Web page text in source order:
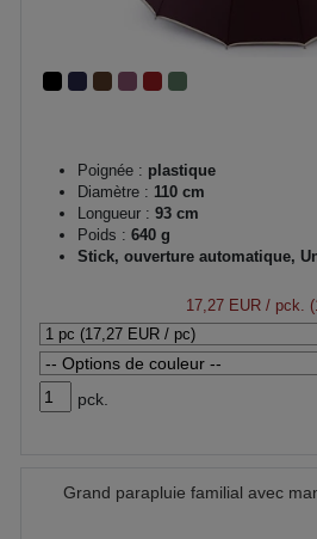
Poignée : plastique
Diamètre : 110 cm
Longueur : 93 cm
Poids : 640 g
Stick, ouverture automatique,
17,27 EUR/ pck.
pck.
Grand parapluie familial avec